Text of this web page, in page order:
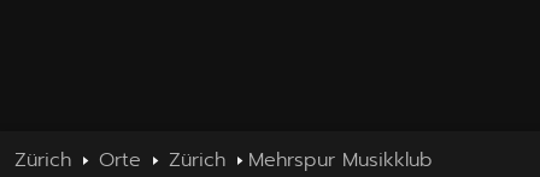
Zürich Orte Zürich Mehrspur Musikklub